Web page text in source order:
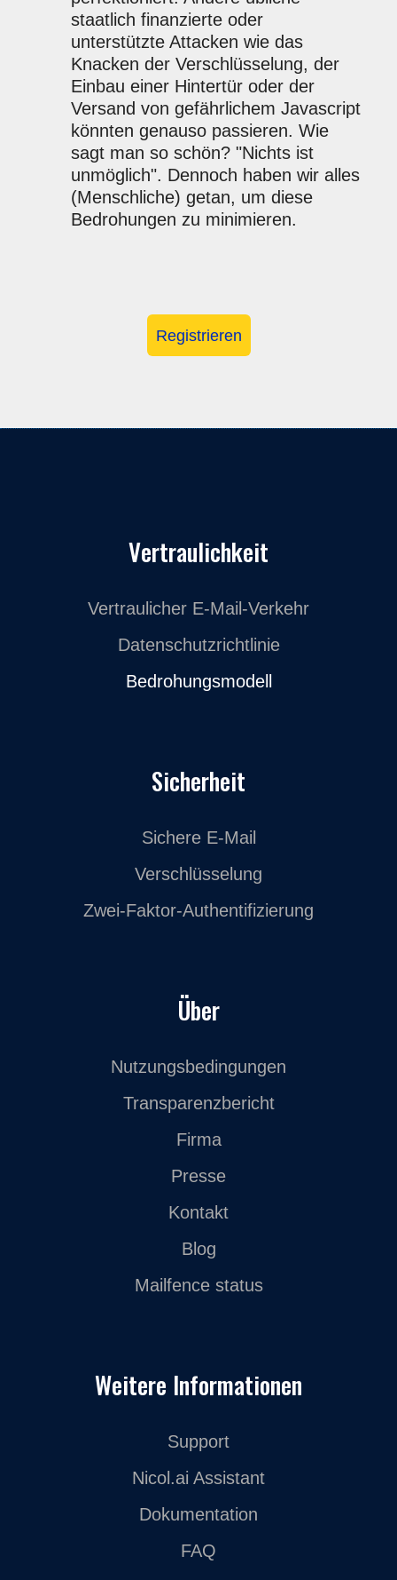
staatlich finanzierte oder
unterstützte Attacken wie das
Knacken der Verschlüsselung, der
Einbau einer Hintertür oder der
Versand von gefährlichem Javascript
könnten genauso passieren. Wie
sagt man so schön? "Nichts ist
unmöglich". Dennoch haben wir alles
(Menschliche) getan, um diese
Bedrohungen zu minimieren.
Registrieren
Vertraulichkeit
Vertraulicher E-Mail-Verkehr
Datenschutzrichtlinie
Bedrohungsmodell
Sicherheit
Sichere E-Mail
Verschlüsselung
Zwei-Faktor-Authentifizierung
Über
Nutzungsbedingungen
Transparenzbericht
Firma
Presse
Kontakt
Blog
Mailfence status
Weitere Informationen
Support
Nicol.ai Assistant
Dokumentation
FAQ